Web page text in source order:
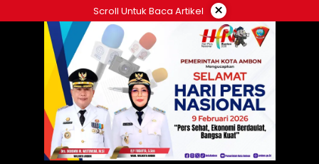
ke
Scroll Untuk Baca Artikel ×